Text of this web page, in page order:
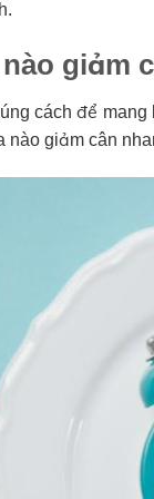
giảm
cách để
nào giảm cân